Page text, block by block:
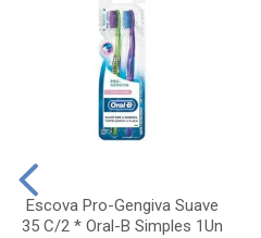
Escova Pro-Gengiva Suave
35 C/2 * Oral-B Simples 1Un